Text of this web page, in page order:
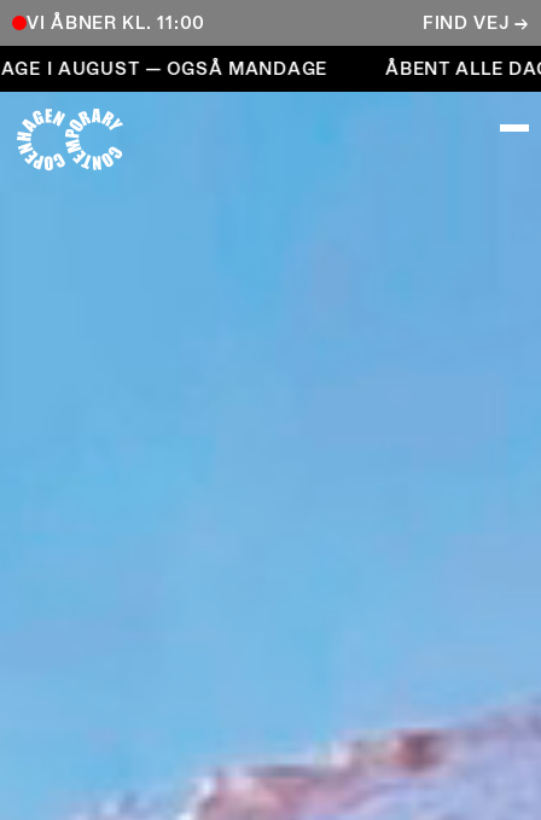
VI ÅBNER KL. 11:00 FIND VEJ →
Åbent alle dage i august — også mandage
AUGUST — OGSÅ MANDAGE ÅBENT ALLE DAGE